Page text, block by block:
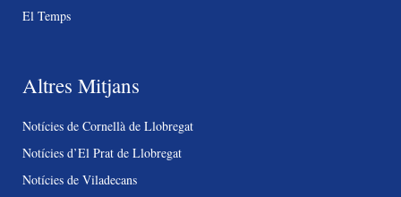
El Temps
Altres Mitjans
Notícies de Cornellà de Llobregat
Notícies d’El Prat de Llobregat
Notícies de Viladecans